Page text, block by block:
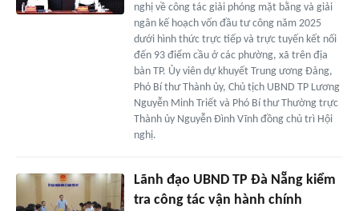
nghị về công tác giải phóng mặt bằng và giải
ngân kế hoạch vốn đầu tư công năm 2025
dưới hình thức trực tiếp và trực tuyến kết nối
đến 93 điểm cầu ở các phường, xã trên địa
bàn TP. Ủy viên dự khuyết Trung ương Đảng,
Phó Bí thư Thành ủy, Chủ tịch UBND TP Lương
Nguyễn Minh Triết và Phó Bí thư Thường trực
Thành ủy Nguyễn Đình Vĩnh đồng chủ trì Hội
nghị.
Lãnh đạo UBND TP Đà Nẵng kiểm
tra công tác vận hành chính